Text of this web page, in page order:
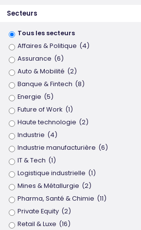
Secteurs
Tous les secteurs
Affaires & Politique (4)
Assurance (6)
Auto & Mobilité (2)
Banque & Fintech (8)
Energie (5)
Future of Work (1)
Haute technologie (2)
Industrie (4)
Industrie manufacturière (6)
IT & Tech (1)
Logistique industrielle (1)
Mines & Métallurgie (2)
Pharma, Santé & Chimie (11)
Private Equity (2)
Retail & Luxe (16)